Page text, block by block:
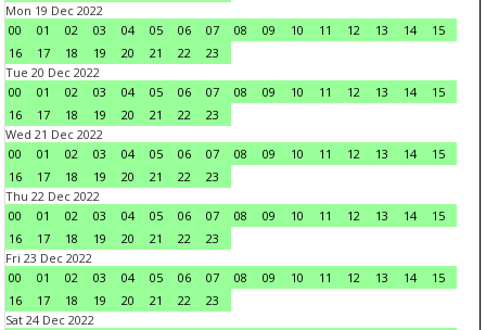
Mon 19 Dec 2022
00
01 02 03 04 05 06 07 08 09 10 11 12 13 14
15
16
17 18 19 20 21 22
23
Tue 20 Dec 2022
00
01 02 03 04 05 06 07 08 09 10 11 12 13 14
15
16
17 18 19 20 21 22
23
Wed 21 Dec 2022
00
01 02 03 04 05 06 07 08 09 10 11 12 13 14
15
16
17 18 19 20 21 22
23
Thu 22 Dec 2022
00
01 02 03 04 05 06 07 08 09 10 11 12 13 14
15
16
17 18 19 20 21 22
23
Fri 23 Dec 2022
00
01 02 03 04 05 06 07 08 09 10 11 12 13 14
15
16
17 18 19 20 21 22
23
Sat 24 Dec 2022